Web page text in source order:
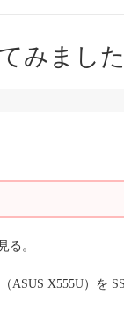
みました
る。
ASUS X555U）を